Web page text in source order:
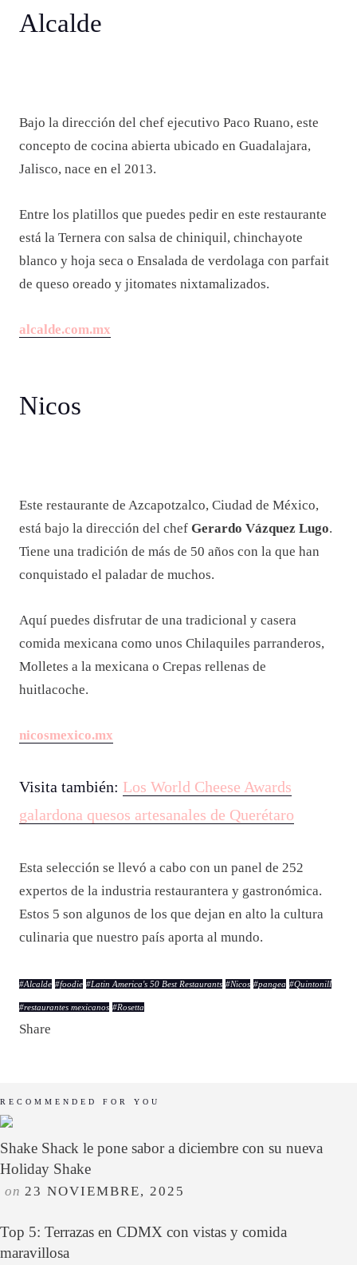
Alcalde
Bajo la dirección del chef ejecutivo Paco Ruano, este
concepto de cocina abierta ubicado en Guadalajara,
Jalisco, nace en el 2013.
Entre los platillos que puedes pedir en este restaurante
está la Ternera con salsa de chiniquil, chinchayote
blanco y hoja seca o Ensalada de verdolaga con parfait
de queso oreado y jitomates nixtamalizados.
alcalde.com.mx
Nicos
Este restaurante de Azcapotzalco, Ciudad de México,
está bajo la dirección del chef Gerardo Vázquez Lugo.
Tiene una tradición de más de 50 años con la que han
conquistado el paladar de muchos.
Aquí puedes disfrutar de una tradicional y casera
comida mexicana como unos Chilaquiles parranderos,
Molletes a la mexicana o Crepas rellenas de
huitlacoche.
nicosmexico.mx
Visita también: Los World Cheese Awards
galardona quesos artesanales de Querétaro
Esta selección se llevó a cabo con un panel de 252
expertos de la industria restaurantera y gastronómica.
Estos 5 son algunos de los que dejan en alto la cultura
culinaria que nuestro país aporta al mundo.
#Alcalde #foodie #Latin America's 50 Best Restaurants #Nicos #pangea #Quintonill
#restaurantes mexicanos #Rosetta
Share
RECOMMENDED FOR YOU
Shake Shack le pone sabor a diciembre con su nueva
Holiday Shake
on 23 NOVIEMBRE, 2025
Top 5: Terrazas en CDMX con vistas y comida
maravillosa